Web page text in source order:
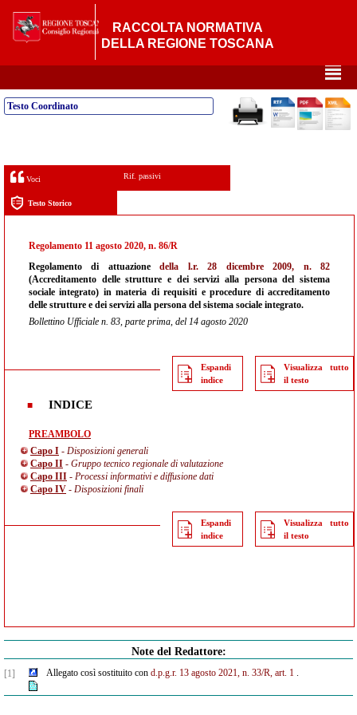
RACCOLTA NORMATIVA
DELLA REGIONE TOSCANA
²
Testo Coordinato
Voci Rif. passivi
Testo Storico
Regolamento 11 agosto 2020, n. 86/R
Regolamento di attuazionedella l.r. 28 dicembre 2009, n. 82
(Accreditamento delle strutture e dei servizi alla persona del sistema
sociale integrato) in materia di requisiti e procedure di accreditamento
delle strutture e dei servizi alla persona del sistema sociale integrato.
Bollettino Ufficiale n. 83, parte prima, del 14 agosto 2020
Espandi
indice
Visualizza tutto
il testo
INDICE
PREAMBOLO
Capo I - Disposizioni generali
Capo II - Gruppo tecnico regionale di valutazione
Capo III - Processi informativi e diffusione dati
Capo IV - Disposizioni finali
Espandi
indice
Visualizza tutto
il testo
Note del Redattore:
[1] Allegato così sostituito con d.p.g.r. 13 agosto 2021, n. 33/R, art. 1.